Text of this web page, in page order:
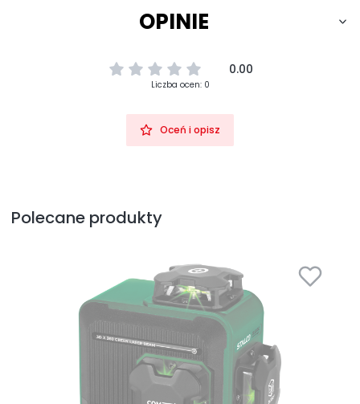
OPINIE
0.00
Liczba ocen: 0
Oceń i opisz
Polecane produkty